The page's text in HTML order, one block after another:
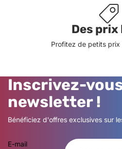
Des prix
Profitez de petits prix
Inscrivez-
newsletter !
Bénéficiez d'offres exclusives sur
E-mail